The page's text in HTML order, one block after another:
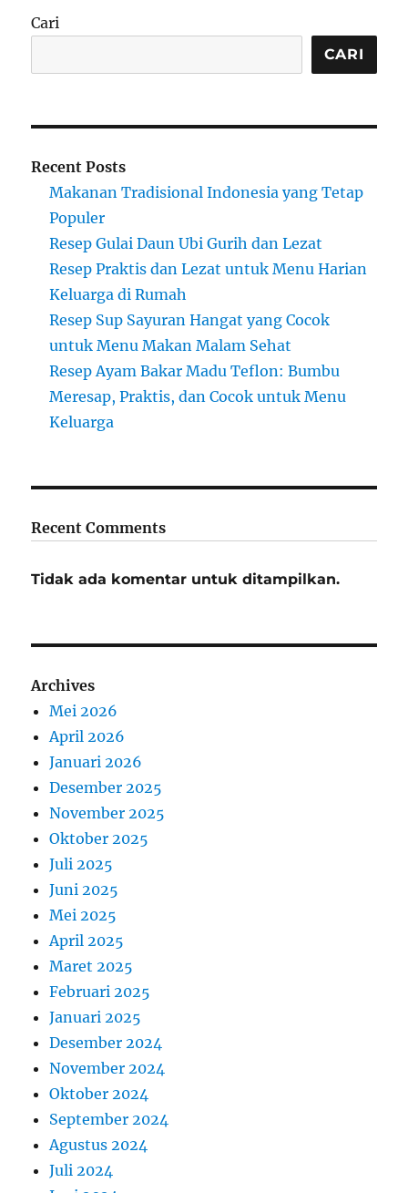
Cari
CARI
Recent Posts
Makanan Tradisional Indonesia yang Tetap
Populer
Resep Gulai Daun Ubi Gurih dan Lezat
Resep Praktis dan Lezat untuk Menu Harian
Keluarga di Rumah
Resep Sup Sayuran Hangat yang Cocok
untuk Menu Makan Malam Sehat
Resep Ayam Bakar Madu Teflon: Bumbu
Meresap, Praktis, dan Cocok untuk Menu
Keluarga
Recent Comments
Tidak ada komentar untuk ditampilkan.
Archives
Mei 2026
April 2026
Januari 2026
Desember 2025
November 2025
Oktober 2025
Juli 2025
Juni 2025
Mei 2025
April 2025
Maret 2025
Februari 2025
Januari 2025
Desember 2024
November 2024
Oktober 2024
September 2024
Agustus 2024
Juli 2024